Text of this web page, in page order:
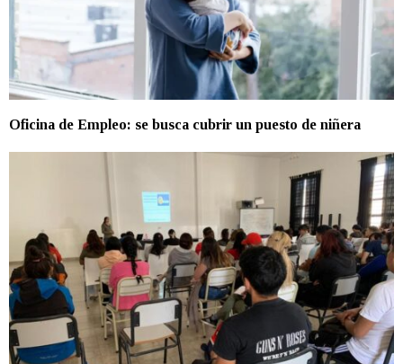
Oficina de Empleo: se busca cubrir un puesto de niñera